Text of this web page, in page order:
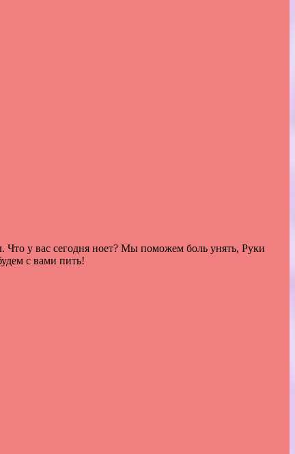
у вас сегодня ноет? Мы поможем боль унять, Руки
с вами пить!